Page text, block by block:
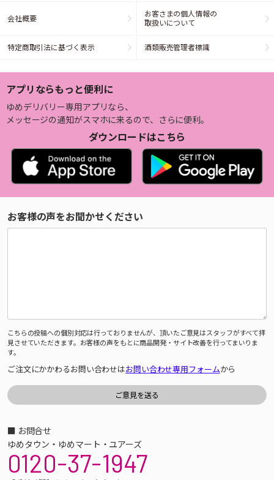
会社概要
お客さまの個人情報の
取扱いについて
特定商取引法に基づく表示 酒類販売管理者標識
アプリならもっと便利に
ゆめデリバリー専用アプリなら、
メッセージの通知がスマホに来るので、さらに便利。
ダウンロードはこちら
お客様の声をお聞かせください
こちらの投稿への個別対応は行っておりませんが、頂いたご意見はスタッフがすべて拝
見させていただきます。お客様の声をもとに商品開発・サイト改善を行ってまいりま
す。
ご注文にかかわるお問い合わせはお問い合わせ専用フォームから
■ お問合せ
ゆめタウン・ゆめマート・ユアーズ
0120-37-1947